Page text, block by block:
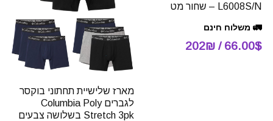
L6008S/N – שחור מט
🚛 משלוח חינם
66.00$ / 202₪
מארז שלישיית תחתוני בוקסר
לגברים Columbia Poly
Stretch 3pk בשלושה צבעים